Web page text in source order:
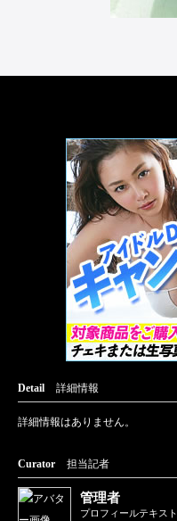
Detail 詳細情報
詳細情報はありません。
Curator 担当記者
管理者
プロフィールテキスト